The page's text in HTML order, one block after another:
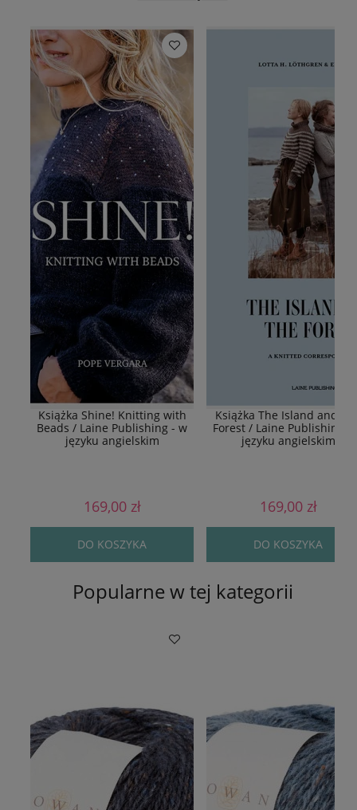
Książka Shine! Knitting with
Beads / Laine Publishing - w
języku angielskim
169,00 zł
DO KOSZYKA
Książka The Island and
Forest / Laine Publishing -
języku angielskim
169,00 zł
DO KOSZYKA
Popularne w tej kategorii